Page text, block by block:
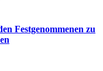
Festgenommenen zu